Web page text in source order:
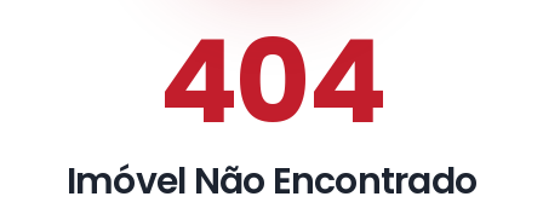
404
Imóvel Não Encontrado